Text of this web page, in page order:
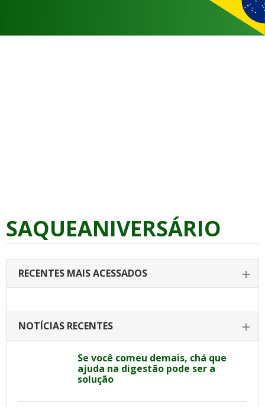
SAQUEANIVERSÁRIO
RECENTES MAIS ACESSADOS
NOTÍCIAS RECENTES
Se você comeu demais, chá que
ajuda na digestão pode ser a
solução